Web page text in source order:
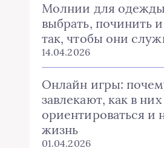
Молнии для
выбрать, починить
так, чтобы они
14.04.2026
Онлайн игры:
завлекают, как в них
ориентироваться и
жизнь
01.04.2026